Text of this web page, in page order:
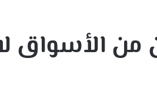
من الأسواق